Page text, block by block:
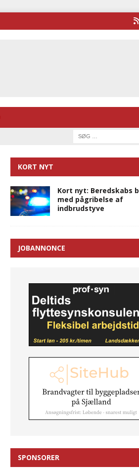
KORT NYT
Kort nyt: Beredskabs
med pågribelse af
indbrudstyve
JOBANNONCE
SPONSORER